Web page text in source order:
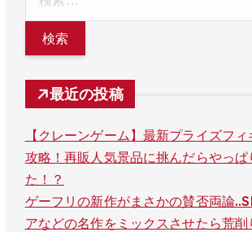
最近の投稿
【クレーンゲーム】最新プライズフ
攻略！再販人気景品に挑んだらやっぱ
た！？
ゲーフリの新作がまさかの賛否両論
アなどの名作をミックスさせたら荒削